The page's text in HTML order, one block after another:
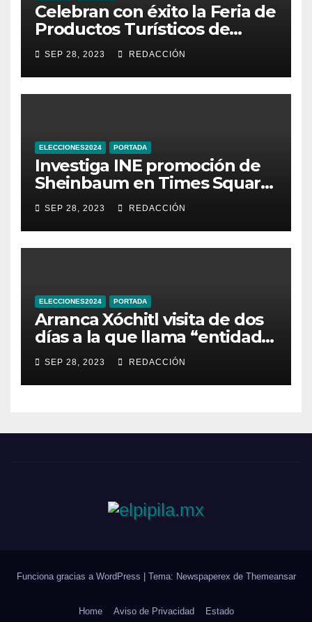
Celebran con éxito la Feria de
Productos Turísticos de
Guanajuato
SEP 28, 2023 REDACCIÓN
ELECCIONES2024 PORTADA
Investiga INE promoción de
Sheinbaum en Times Square
de Nueva York
SEP 28, 2023 REDACCIÓN
ELECCIONES2024 PORTADA
Arranca Xóchitl visita de dos
días a la que llama “entidad
33” de México
SEP 28, 2023 REDACCIÓN
Funciona gracias a WordPress Tema: Newspaperex de Themeansar
Home Aviso de Privacidad Estado